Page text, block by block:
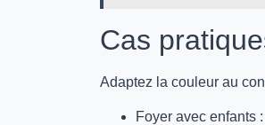
Cas
Adaptez la couleur au
Foyer avec enfants